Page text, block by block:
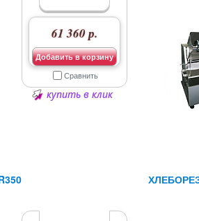
61 360 р.
Добавить в корзину
Сравнить
купить в клик